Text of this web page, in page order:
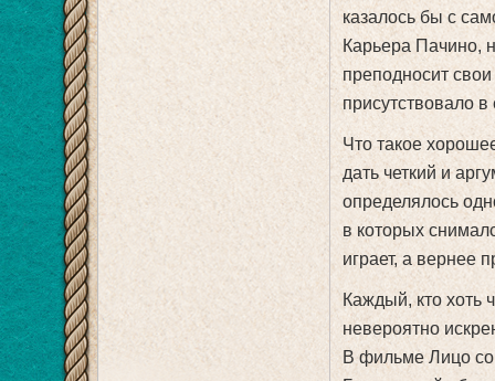
казалось бы с
Карьера Пачино,
преподносит
присутствовало в
Что такое
дать четкий и
определялось
в которых
играет, а вернее
Каждый, кто хоть
невероятно
В фильме Лицо со